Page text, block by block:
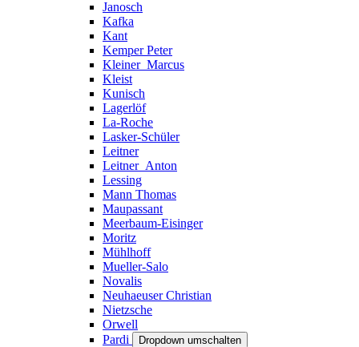
Janosch
Kafka
Kant
Kemper Peter
Kleiner_Marcus
Kleist
Kunisch
Lagerlöf
La-Roche
Lasker-Schüler
Leitner
Leitner_Anton
Lessing
Mann Thomas
Maupassant
Meerbaum-Eisinger
Moritz
Mühlhoff
Mueller-Salo
Novalis
Neuhaeuser Christian
Nietzsche
Orwell
Pardi
Dropdown umschalten